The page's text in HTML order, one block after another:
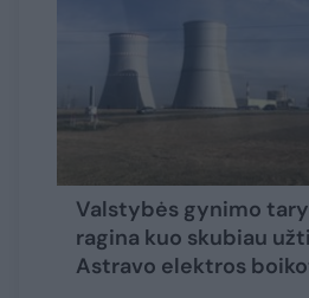
Valstybės gynimo
ragina kuo skubiau
Astravo elektros